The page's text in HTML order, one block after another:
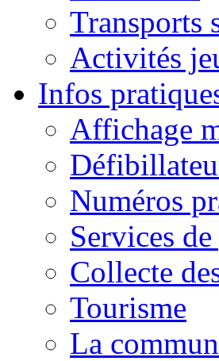
Transports
Activités
Infos
Affichage
Numéros
Services
Collecte
Tourisme
La